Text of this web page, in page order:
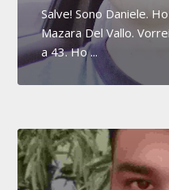
Salve! Sono Daniele.
Mazara Del Vallo.
a 43. Ho ...